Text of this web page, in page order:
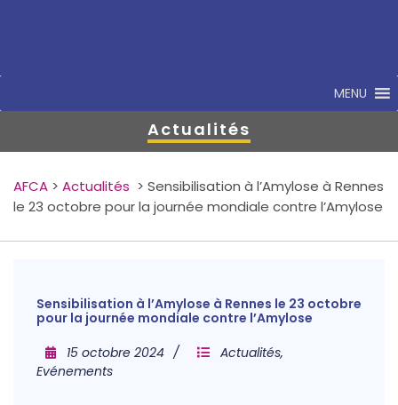
MENU
Actualités
AFCA > Actualités > Sensibilisation à l’Amylose à Rennes
le 23 octobre pour la journée mondiale contre l’Amylose
Sensibilisation à l’Amylose à Rennes le 23 octobre
pour la journée mondiale contre l’Amylose
15 octobre 2024
Actualités,
Evénements